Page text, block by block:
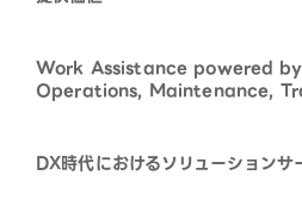
Work Assistance powered
Operations, Maintenance,
DX時代におけるソリューション